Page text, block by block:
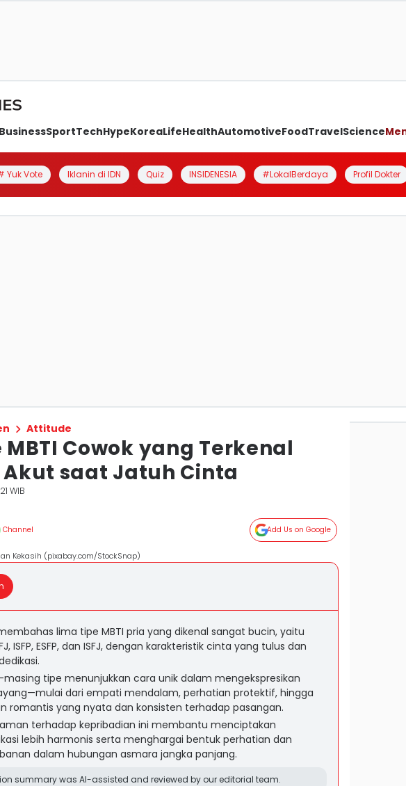
BusinessSportTechHypeKoreaLifeHealthAutomotiveFoodTravelScience
Yuk Vote Iklanin di IDN Quiz INSIDENESIA #LokalBerdaya Profil Dokter
Attitude
MBTI Cowok yang Terkenal
Akut saat Jatuh Cinta
WIB
Channel Add Us on Google
Kekasih (pixabay.com/StockSnap)
lima tipe MBTI pria yang dikenal sangat bucin, yaitu
ISFP, ESFP, dan ISFJ, dengan karakteristik cinta yang tulus dan
masing tipe menunjukkan cara unik dalam mengekspresikan
dari empati mendalam, perhatian protektif, hingga
romantis yang nyata dan konsisten terhadap pasangan.
terhadap kepribadian ini membantu menciptakan
lebih harmonis serta menghargai bentuk perhatian dan
dalam hubungan asmara jangka panjang.
summary was AI-assisted and reviewed by our editorial team.